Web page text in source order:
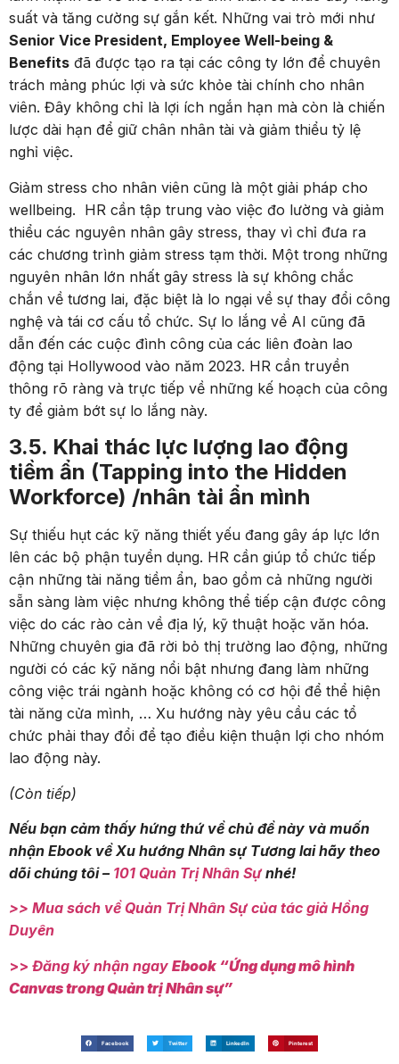
suất và tăng cường sự gắn kết. Những vai trò mới như
Senior Vice President, Employee Well-being &
Benefits đã được tạo ra tại các công ty lớn để chuyên
trách mảng phúc lợi và sức khỏe tài chính cho nhân
viên. Đây không chỉ là lợi ích ngắn hạn mà còn là chiến
lược dài hạn để giữ chân nhân tài và giảm thiểu tỷ lệ
nghỉ việc​.
Giảm stress cho nhân viên cũng là một giải pháp cho
wellbeing. HR cần tập trung vào việc đo lường và giảm
thiểu các nguyên nhân gây stress, thay vì chỉ đưa ra
các chương trình giảm stress tạm thời. Một trong những
nguyên nhân lớn nhất gây stress là sự không chắc
chắn về tương lai, đặc biệt là lo ngại về sự thay đổi công
nghệ và tái cơ cấu tổ chức. Sự lo lắng về AI cũng đã
dẫn đến các cuộc đình công của các liên đoàn lao
động tại Hollywood vào năm 2023. HR cần truyền
thông rõ ràng và trực tiếp về những kế hoạch của công
ty để giảm bớt sự lo lắng này.
3.5. Khai thác lực lượng lao động
tiềm ẩn (Tapping into the Hidden
Workforce) /nhân tài ẩn mình
Sự thiếu hụt các kỹ năng thiết yếu đang gây áp lực lớn
lên các bộ phận tuyển dụng. HR cần giúp tổ chức tiếp
cận những tài năng tiềm ẩn, bao gồm cả những người
sẵn sàng làm việc nhưng không thể tiếp cận được công
việc do các rào cản về địa lý, kỹ thuật hoặc văn hóa.
Những chuyên gia đã rời bỏ thị trường lao động, những
người có các kỹ năng nổi bật nhưng đang làm những
công việc trái ngành hoặc không có cơ hội để thể hiện
tài năng cửa mình, … Xu hướng này yêu cầu các tổ
chức phải thay đổi để tạo điều kiện thuận lợi cho nhóm
lao động này.
(Còn tiếp)
Nếu bạn cảm thấy hứng thứ về chủ đề này và muốn
nhận Ebook về Xu hướng Nhân sự Tương lai hãy theo
dõi chúng tôi – 101 Quản Trị Nhân Sựnhé!
>> Mua sách về Quản Trị Nhân Sự của tác giả Hồng
Duyên
>> Đăng ký nhận ngay Ebook “Ứng dụng mô hình
Canvas trong Quản trị Nhân sự”
Facebook Twitter LinkedIn Pinterest